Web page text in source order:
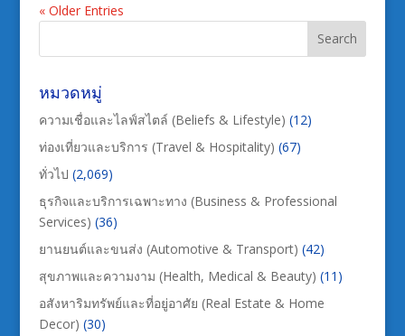
« Older Entries
หมวดหมู่
ความเชื่อและไลฟ์สไตล์ (Beliefs & Lifestyle) (12)
ท่องเที่ยวและบริการ (Travel & Hospitality) (67)
ทั่วไป (2,069)
ธุรกิจและบริการเฉพาะทาง (Business & Professional
Services) (36)
ยานยนต์และขนส่ง (Automotive & Transport) (42)
สุขภาพและความงาม (Health, Medical & Beauty) (11)
อสังหาริมทรัพย์และที่อยู่อาศัย (Real Estate & Home
Decor) (30)